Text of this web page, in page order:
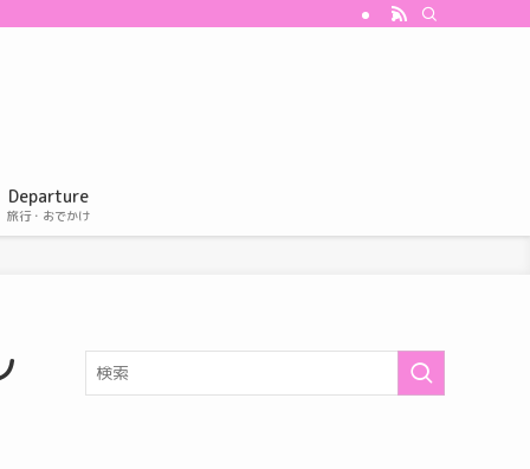
Departure
旅行・おでかけ